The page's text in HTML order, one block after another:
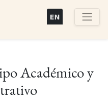
Académico y